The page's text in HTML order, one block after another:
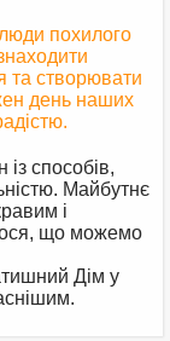
похилого
та створювати
день наших
способів,
Майбутнє
і
що можемо
Дім у